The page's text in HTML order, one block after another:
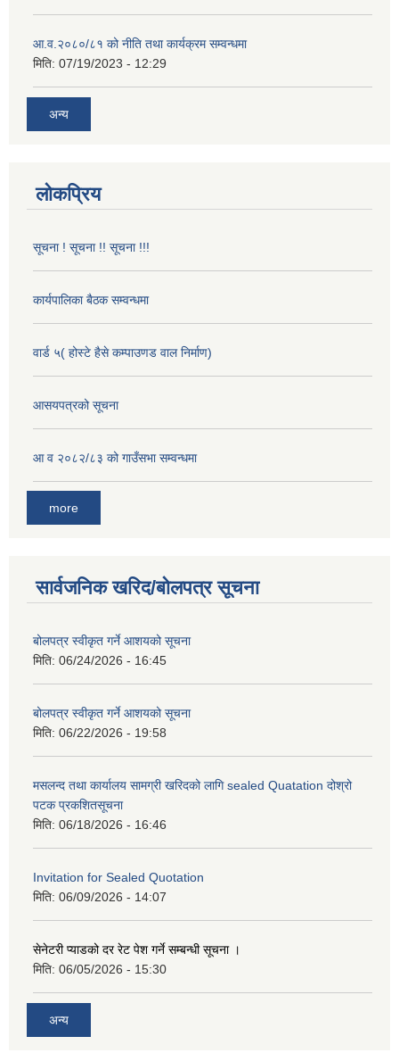
आ.व.२०८०/८१ को नीति तथा कार्यक्रम सम्वन्धमा
मिति: 07/19/2023 - 12:29
अन्य
लोकप्रिय
सूचना ! सूचना !! सूचना !!!
कार्यपालिका बैठक सम्वन्धमा
वार्ड ५( होस्टे हैसे कम्पाउणड वाल निर्माण)
आसयपत्रको सूचना
आ व २०८२/८३ को गाउँसभा सम्वन्धमा
more
सार्वजनिक खरिद/बोलपत्र सूचना
बोलपत्र स्वीकृत गर्ने आशयको सूचना
मिति: 06/24/2026 - 16:45
बोलपत्र स्वीकृत गर्ने आशयको सूचना
मिति: 06/22/2026 - 19:58
मसलन्द तथा कार्यालय सामग्री खरिदको लागि sealed Quatation दोश्रो
पटक प्रकशितसूचना
मिति: 06/18/2026 - 16:46
Invitation for Sealed Quotation
मिति: 06/09/2026 - 14:07
सेनेटरी प्याडको दर रेट पेश गर्ने सम्बन्धी सूचना ।
मिति: 06/05/2026 - 15:30
अन्य